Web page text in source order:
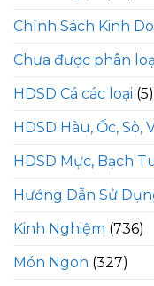
Chính Sách Kinh
Chưa được phân
HDSD Cá các loại (5)
HDSD Hàu, Ốc, Sò,
HDSD Mực, Bạch
Hướng Dẫn Sử
Kinh Nghiệm (736)
Món Ngon (327)